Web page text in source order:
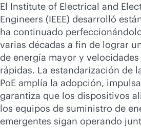
El Institute of Electrical and
Engineers (IEEE) desarrolló
ha continuado
varias décadas a fin de lograr
de energía mayor y
rápidas. La estandarización de
PoE amplía la adopción,
garantiza que los dispositivos
los equipos de suministro de
emergentes sigan operando